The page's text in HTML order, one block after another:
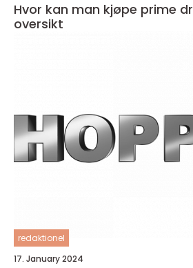
Hvor kan man kjøpe prime
oversikt
redaktionel
17. January 2024